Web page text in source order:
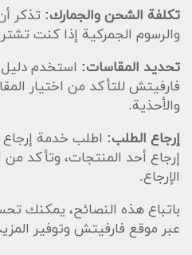
تكلفة الشحن والجمارك: تذكر
والرسوم الجمركية إذا كنت
تحديد المقاسات: استخدم
فارفيتش للتأكد من اختيار
والأحذية.
إرجاع الطلب: اطلب خدمة
إرجاع أحد المنتجات، وتأكد من
الإرجاع.
باتباع هذه النصائح، يمكنك
عبر موقع فارفيتش وتوفير